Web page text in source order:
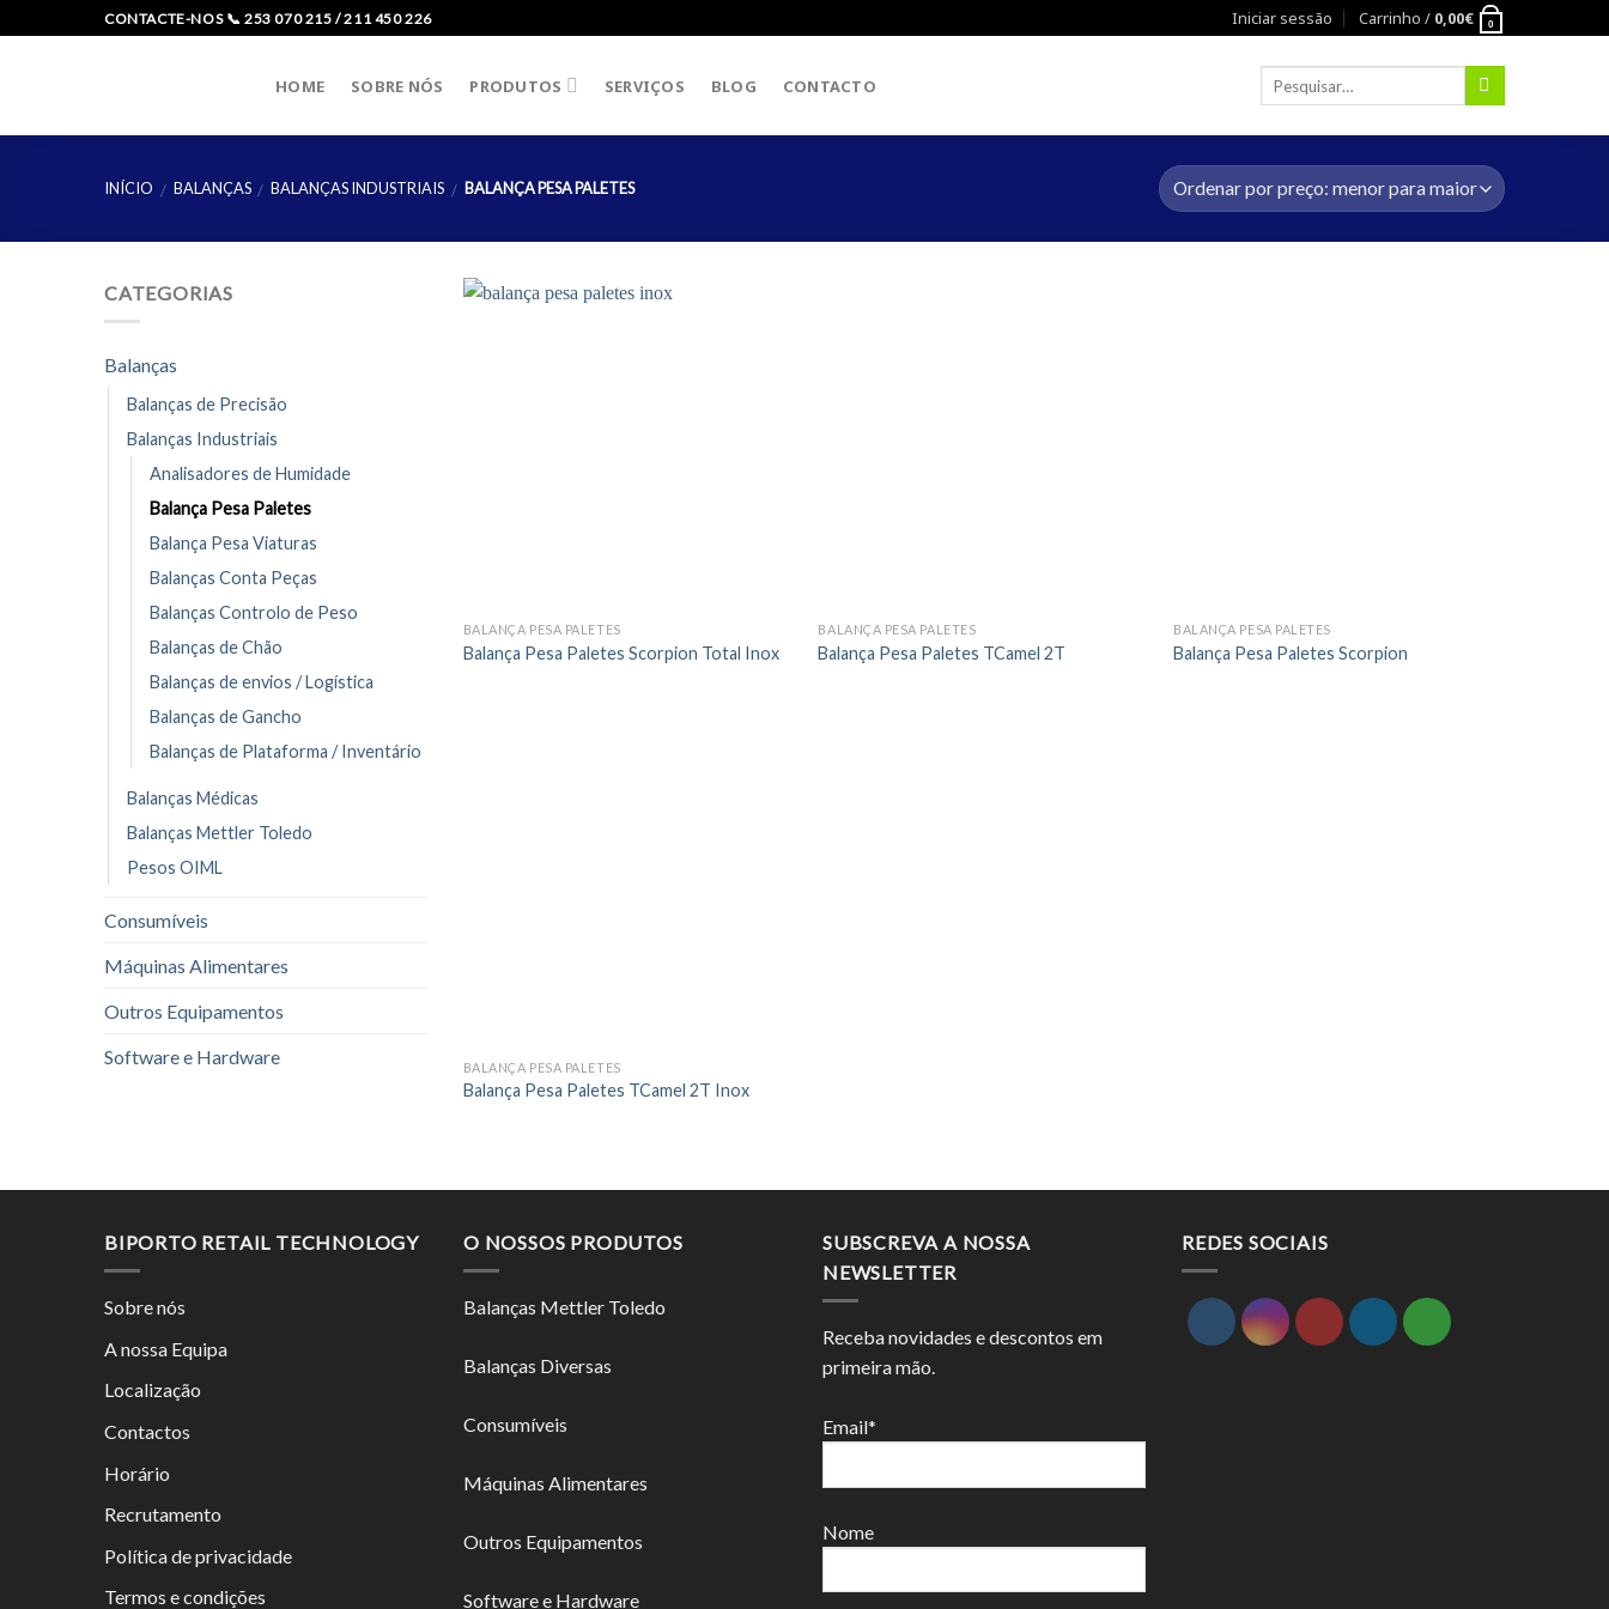
to
CONTACTE-NOS 📞 253 070 215 / 211 450 226 Iniciar sessão Carrinho / 0,00€ 0
HOME SOBRE NÓS PRODUTOS SERVIÇOS BLOG CONTACTO
INÍCIO / BALANÇAS / BALANÇAS INDUSTRIAIS / BALANÇA PESA PALETES
CATEGORIAS
Balanças
Balanças de Precisão
Balanças Industriais
Analisadores de Humidade
Balança Pesa Paletes
Balança Pesa Viaturas
Balanças Conta Peças
Balanças Controlo de Peso
Balanças de Chão
Balanças de envios / Logística
Balanças de Gancho
Balanças de Plataforma / Inventário
Balanças Médicas
Balanças Mettler Toledo
Pesos OIML
Consumíveis
Máquinas Alimentares
Outros Equipamentos
Software e Hardware
BALANÇA PESA PALETES
Balança Pesa Paletes Scorpion Total Inox
BALANÇA PESA PALETES
Balança Pesa Paletes TCamel 2T
BALANÇA PESA PALETES
Balança Pesa Paletes Scorpion
BALANÇA PESA PALETES
Balança Pesa Paletes TCamel 2T Inox
BIPORTO RETAIL TECHNOLOGY
Sobre nós
A nossa Equipa
Localização
Contactos
Horário
Recrutamento
Política de privacidade
Termos e condições
O NOSSOS PRODUTOS
Balanças Mettler Toledo
Balanças Diversas
Consumíveis
Máquinas Alimentares
Outros Equipamentos
Software e Hardware
SUBSCREVA A NOSSA
NEWSLETTER
Receba novidades e descontos em
primeira mão.
Email*
Nome
REDES SOCIAIS